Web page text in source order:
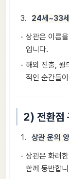
24세~33
상관은 이름
입니다.
해외 진출, 월
적인 순간들
2) 전환점
상관 운의
상관은 화려
함께 동반합